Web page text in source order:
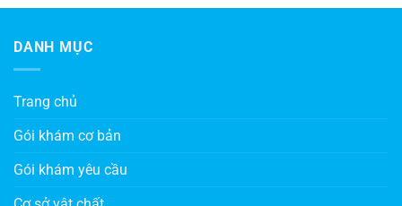
DANH MỤC
Trang chủ
Gói khám cơ bản
Gói khám yêu cầu